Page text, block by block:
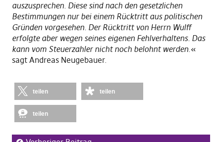
auszusprechen. Diese sind nach den gesetzlichen
Bestimmungen nur bei einem Rücktritt aus politischen
Gründen vorgesehen. Der Rücktritt von Herrn Wulff
erfolgte aber wegen seines eigenen Fehlverhaltens. Das
kann vom Steuerzahler nicht noch belohnt werden.«
sagt Andreas Neugebauer.
teilen teilen
teilen